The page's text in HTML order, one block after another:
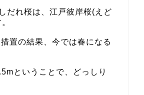
だれ桜は、江戸彼岸桜(えど
置の結果、今では春になる
ということで、どっしり